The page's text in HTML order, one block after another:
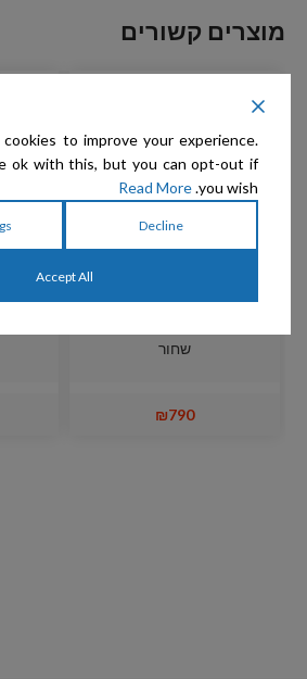
מוצרים קשורים
Show Tech – שולחן
שחור
₪790
to improve your experience.
ok with this, but you can opt-out if
you wish.
Read More
Decline
Accept All